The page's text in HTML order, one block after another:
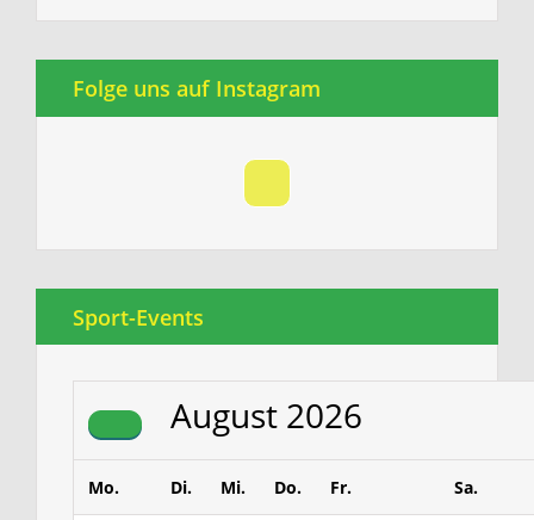
Folge uns auf Instagram
Sport-Events
August 2026
Mo. Di. Mi. Do. Fr. Sa.